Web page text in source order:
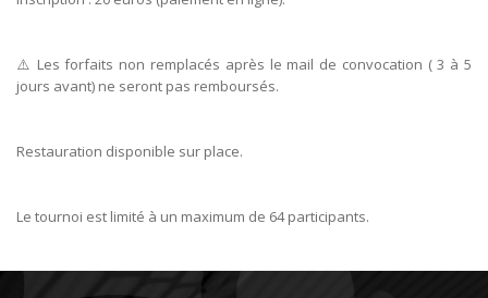
⚠️ Les forfaits non remplacés après le mail de convocation ( 3 à 5
jours avant) ne seront pas remboursés.
Restauration disponible sur place.
Le tournoi est limité à un maximum de 64 participants.